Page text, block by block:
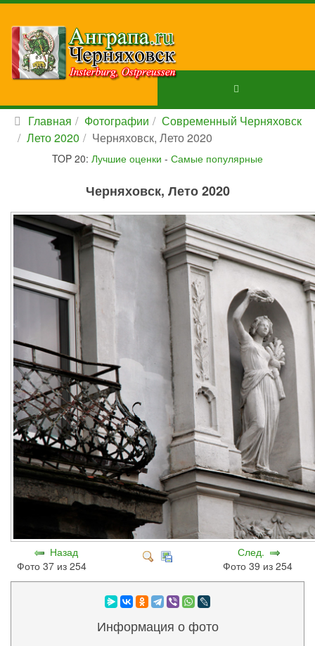
Главная Фотографии
Современный Черняховск
Лето 2020
Черняховск, Лето 2020
TOP 20: Лучшие оценки - Самые популярные
Черняховск, Лето 2020
Назад
Фото 37 из 254
След.
Фото 39 из 254
Информация о фото